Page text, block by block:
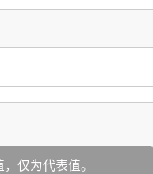
仅为代表值。